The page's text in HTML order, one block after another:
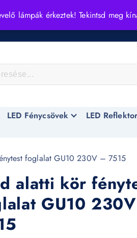
lámpák érkeztek! Tekintsd meg
LED Fénycsövek LED
foglalat GU10 230V – 7515
alatti kör
GU10